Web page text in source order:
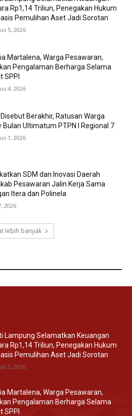
Rp1,14 Triliun, Penegakan Hukum
Pemulihan Aset Jadi Sorotan
5, 2026
Martalena, Warga Pesawaran,
Pengalaman Berharga Selama
SPPI
4, 2026
Disebut Berakhir, Ratusan Warga
Bulan Ultimatum PTPN I Regional 7
1, 2026
SDM dan Inovasi Daerah
Pesawaran Jalin Kerja Sama
Itera dan Polinela
2026
lebih banyak
Lampung Selamatkan Keuangan
Rp1,14 Triliun, Penegakan Hukum
Pemulihan Aset Jadi Sorotan
5, 2026
Martalena, Warga Pesawaran,
Pengalaman Berharga Selama
SPPI